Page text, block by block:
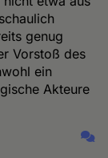
genug
Vorstoß des
ein
Akteure